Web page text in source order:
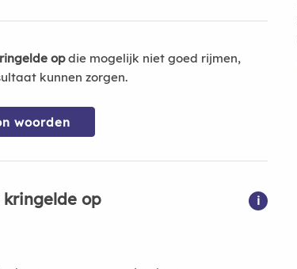
opdie mogelijk niet goed rijmen,
kunnen zorgen.
woorden
kringelde op i